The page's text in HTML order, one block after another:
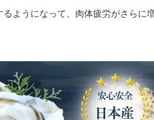
ようになって、肉体疲労がさらに